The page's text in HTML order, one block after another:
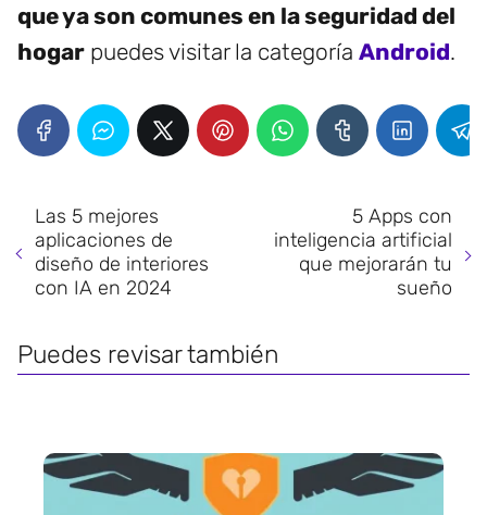
que ya son comunes en la seguridad del
hogar puedes visitar la categoría Android.
Las 5 mejores
aplicaciones de
diseño de interiores
con IA en 2024
5 Apps con
inteligencia artificial
que mejorarán tu
sueño
Puedes revisar también